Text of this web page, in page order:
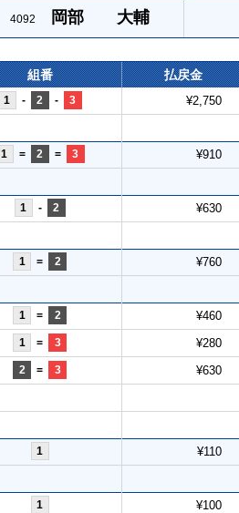
4092 岡部 大輔
組番 払戻金
1 - 2 - 3 ¥2,750
1 = 2 = 3 ¥910
1 - 2 ¥630
1 = 2 ¥760
1 = 2 ¥460
1 = 3 ¥280
2 = 3 ¥630
1 ¥110
1 ¥100